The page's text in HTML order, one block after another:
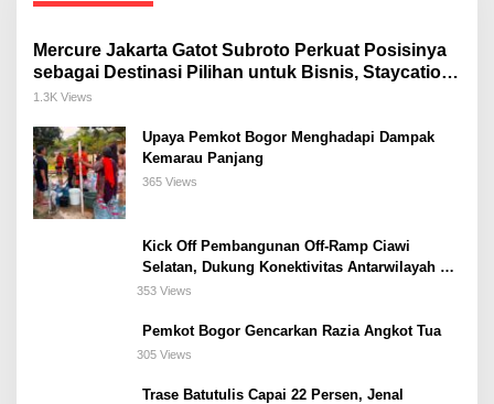
Mercure Jakarta Gatot Subroto Perkuat Posisinya
sebagai Destinasi Pilihan untuk Bisnis, Staycation,
Meeting, dan Kuliner di Jakarta Selatan
1.3K Views
Upaya Pemkot Bogor Menghadapi Dampak
Kemarau Panjang
365 Views
Kick Off Pembangunan Off-Ramp Ciawi
Selatan, Dukung Konektivitas Antarwilayah di
Bogor Selatan
353 Views
Pemkot Bogor Gencarkan Razia Angkot Tua
305 Views
Trase Batutulis Capai 22 Persen, Jenal